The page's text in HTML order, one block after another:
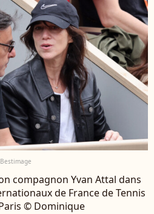
compagnon Yvan Attal dans
de France de Tennis
© Dominique